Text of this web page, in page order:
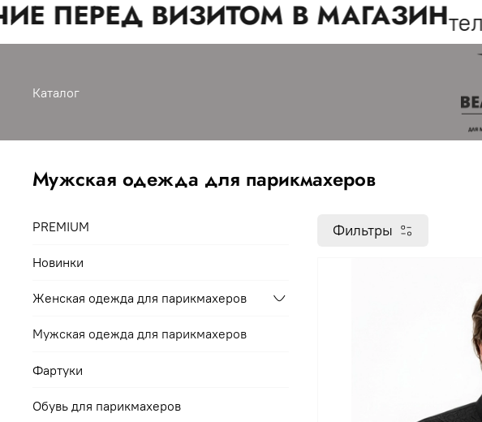
ВИЗИТОМ В МАГАЗИНтел: +7
Каталог
Мужская одежда для парикмахеров
Фильтры
PREMIUM
Новинки
Женская одежда для парикмахеров
Мужская одежда для парикмахеров
Фартуки
Обувь для парикмахеров